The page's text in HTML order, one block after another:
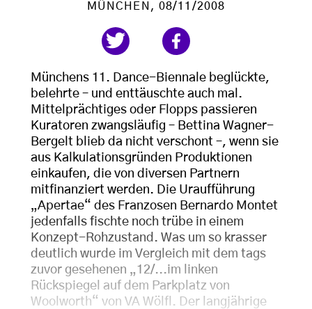
MÜNCHEN , 08/11/2008
Münchens 11. Dance-Biennale beglückte,
belehrte – und enttäuschte auch mal.
Mittelprächtiges oder Flopps passieren
Kuratoren zwangsläufig – Bettina Wagner-
Bergelt blieb da nicht verschont –, wenn sie
aus Kalkulationsgründen Produktionen
einkaufen, die von diversen Partnern
mitfinanziert werden. Die Uraufführung
„Apertae“ des Franzosen Bernardo Montet
jedenfalls fischte noch trübe in einem
Konzept-Rohzustand. Was um so krasser
deutlich wurde im Vergleich mit dem tags
zuvor gesehenen „12/...im linken
Rückspiegel auf dem Parkplatz von
Woolworth“ von VA Wölfl. Der langjährige